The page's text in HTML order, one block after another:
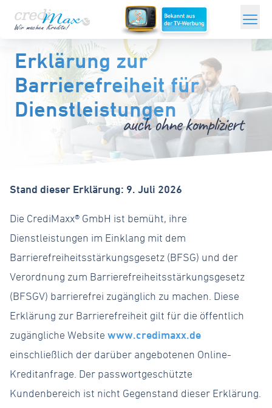
Zum
Hauptinhalt
Sofortkredit
ONLINEKREDITE
Kredit ohne Schufa
Minikredit
Umschuldungskredit
Modernisierungskredit
Grundschulddarlehen
Kredit für Selbstständige
Erfolge
Login
Erklärung zur
Barrierefreiheit für
Dienstleistungen
Stand dieser Erklärung: 9. Juli 2026
Die CrediMaxx® GmbH ist bemüht, ihre
Dienstleistungen im Einklang mit dem
Barrierefreiheitsstärkungsgesetz (BFSG) und der
Verordnung zum Barrierefreiheitsstärkungsgesetz
(BFSGV) barrierefrei zugänglich zu machen. Diese
Erklärung zur Barrierefreiheit gilt für die öffentlich
zugängliche Website www.credimaxx.de
einschließlich der darüber angebotenen Online-
Kreditanfrage. Der passwortgeschützte
Kundenbereich ist nicht Gegenstand dieser Erklärung.